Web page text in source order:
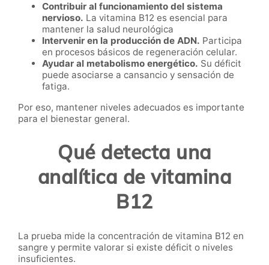
Contribuir al funcionamiento del sistema
nervioso. La vitamina B12 es esencial para
mantener la salud neurológica
Intervenir en la producción de ADN. Participa
en procesos básicos de regeneración celular.
Ayudar al metabolismo energético. Su déficit
puede asociarse a cansancio y sensación de
fatiga.
Por eso, mantener niveles adecuados es importante
para el bienestar general.
Qué detecta una
analítica de vitamina
B12
La prueba mide la concentración de vitamina B12 en
sangre y permite valorar si existe déficit o niveles
insuficientes.